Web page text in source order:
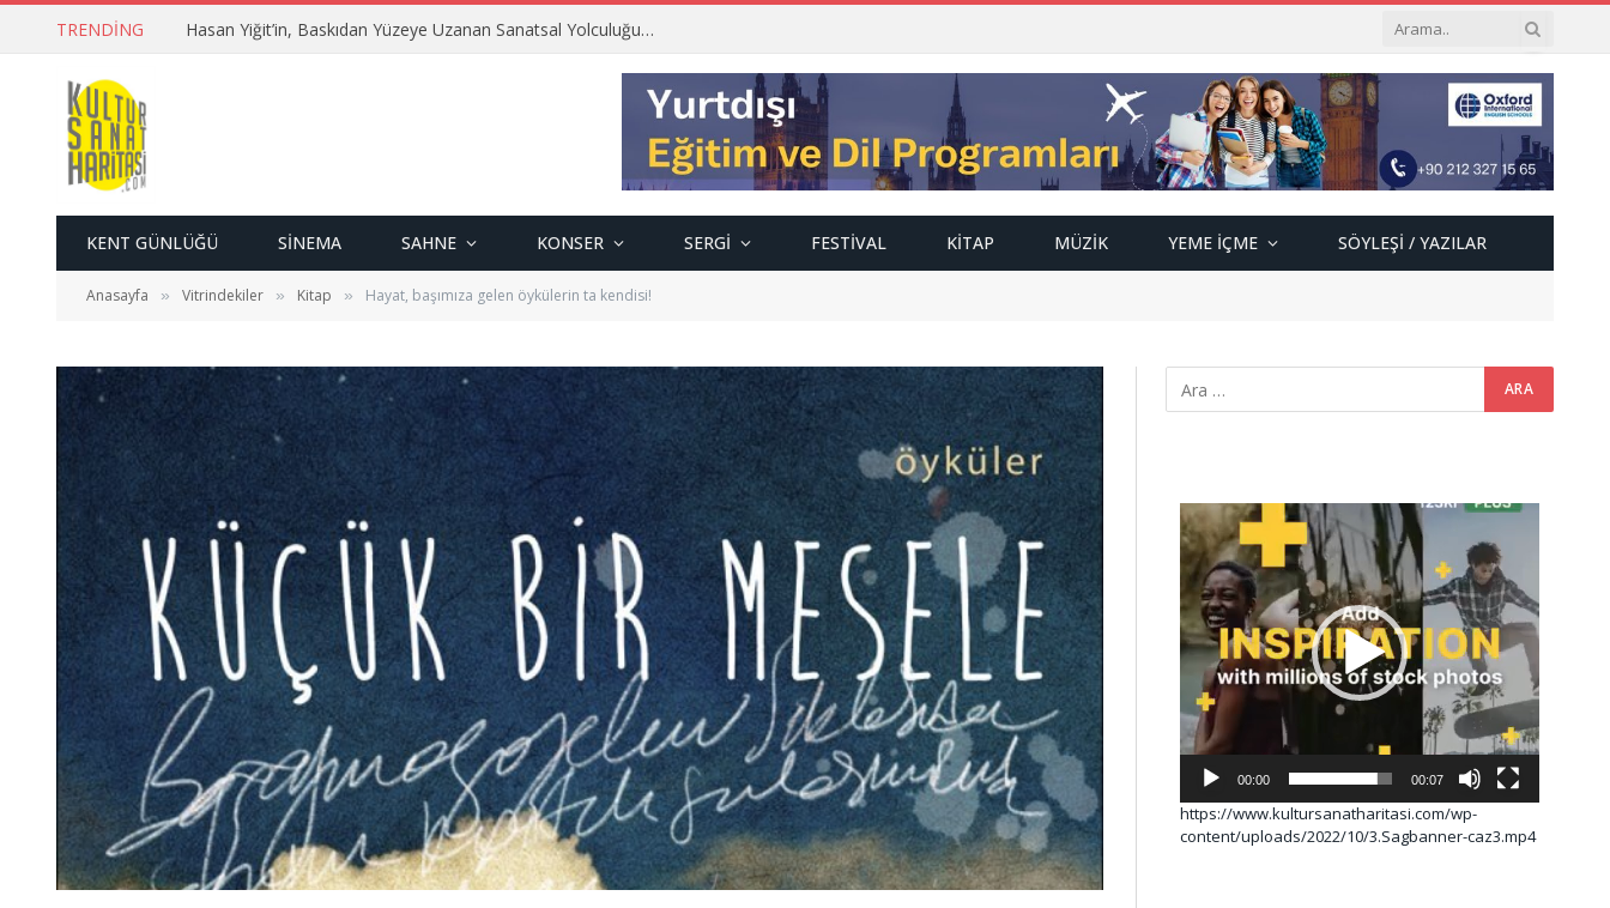
TRENDING Hasan Yiğit’in, Baskıdan Yüzeye Uzanan Sanatsal Yolculuğu…
KENT GÜNLÜĞÜ SINEMA SAHNE KONSER SERGI FESTIVAL KITAP MÜZIK YEME İÇME SÖYLEŞI / YAZILAR
Anasayfa » Vitrindekiler » Kitap » Hayat, başımıza gelen öykülerin ta kendisi!
Video
oynatıcı
00:00 00:07
https://www.kultursanatharitasi.com/wp-
content/uploads/2022/10/3.Sagbanner-caz3.mp4